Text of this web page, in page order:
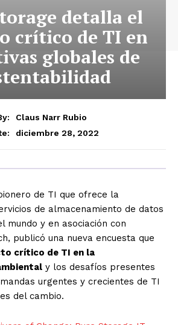
detalla el
crítico de TI en
globales de
Claus Narr Rubio
diciembre 28, 2022
de TI que ofrece la
de almacenamiento de datos
mundo y en asociación con
publicó una nueva encuesta que
crítico de TI en la
y los desafíos presentes
urgentes y crecientes de TI
del cambio.